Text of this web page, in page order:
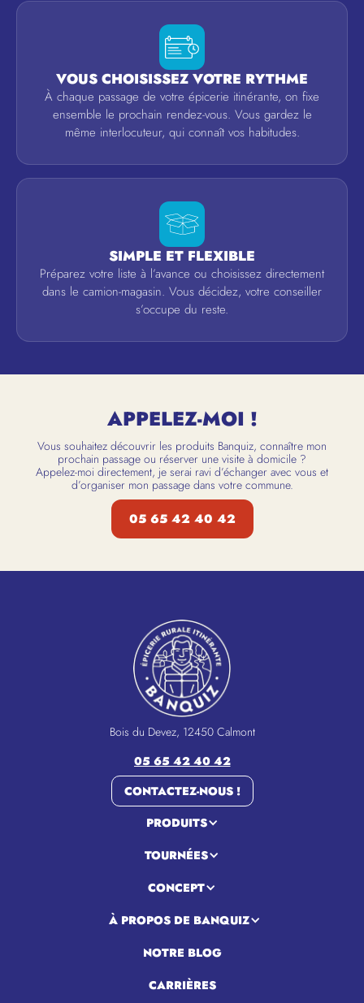
VOUS CHOISISSEZ VOTRE RYTHME
À chaque passage de votre épicerie itinérante, on fixe
ensemble le prochain rendez-vous. Vous gardez le
même interlocuteur, qui connaît vos habitudes.
SIMPLE ET FLEXIBLE
Préparez votre liste à l’avance ou choisissez directement
dans le camion-magasin. Vous décidez, votre conseiller
s’occupe du reste.
APPELEZ-MOI !
Vous souhaitez découvrir les produits Banquiz, connaître mon
prochain passage ou réserver une visite à domicile ?
Appelez-moi directement, je serai ravi d’échanger avec vous et
d’organiser mon passage dans votre commune.
05 65 42 40 42
Bois du Devez, 12450 Calmont
05 65 42 40 42
CONTACTEZ-NOUS !
PRODUITS
TOURNÉES
CONCEPT
À PROPOS DE BANQUIZ
NOTRE BLOG
CARRIÈRES